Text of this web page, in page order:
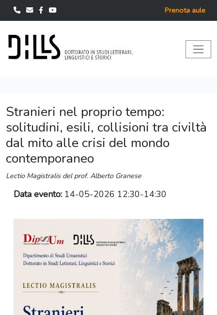
Prenota aule
Stranieri nel proprio tempo:
solitudini, esili, collisioni tra civiltà
dal mito alle crisi del mondo
contemporaneo
Lectio Magistralis del prof. Alberto Granese
Data evento: 14-05-2026 12:30-14:30